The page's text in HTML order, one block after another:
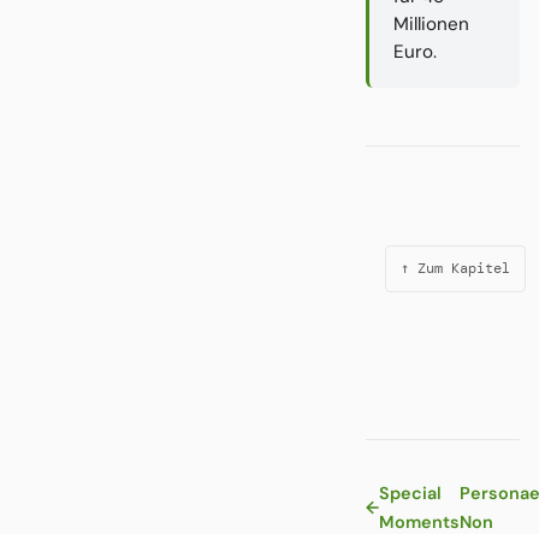
Millionen
Euro.
↑ Zum Kapitel
←
Special
Moments
Personae
Non